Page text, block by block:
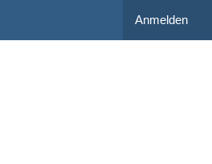
Anmelden